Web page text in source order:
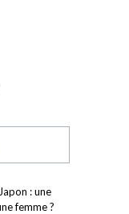
: une
femme ?